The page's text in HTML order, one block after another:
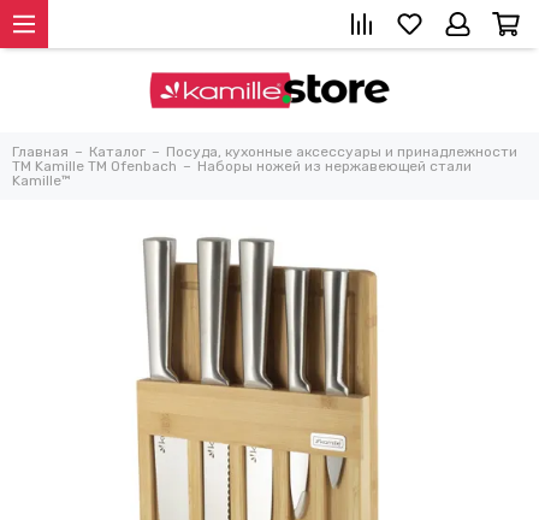
Главная Каталог
Посуда, кухонные аксессуары и принадлежности
TM Kamille TM Ofenbach
Наборы ножей из нержавеющей стали
Kamille™